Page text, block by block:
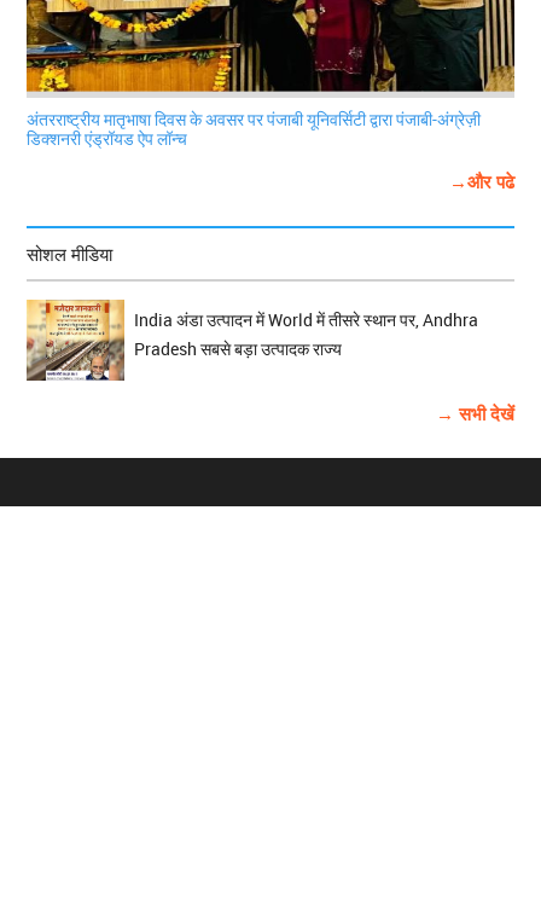
अंतरराष्ट्रीय मातृभाषा दिवस के अवसर पर पंजाबी यूनिवर्सिटी द्वारा पंजाबी-अंग्रेज़ी
डिक्शनरी एंड्रॉयड ऐप लॉन्च
→और पढे
सोशल मीडिया
India अंडा उत्पादन में World में तीसरे स्थान पर, Andhra
Pradesh सबसे बड़ा उत्पादक राज्य
→ सभी देखें